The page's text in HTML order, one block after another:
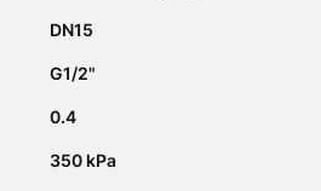
DN15
G1/2"
0.4
350 kPa